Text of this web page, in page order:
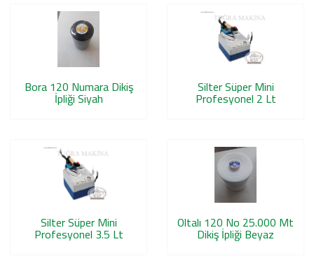
Bora 120 Numara Dikiş
İpliği Siyah
Silter Süper Mini
Profesyonel 2 Lt
Silter Süper Mini
Profesyonel 3.5 Lt
Oltalı 120 No 25.000 Mt
Dikiş İpliği Beyaz